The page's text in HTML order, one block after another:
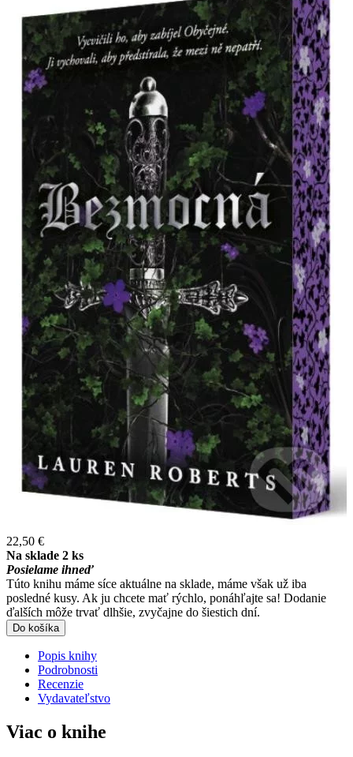
22,50 €
Na sklade 2 ks
Posielame ihneď
Túto knihu máme síce aktuálne na sklade, máme však už iba
posledné kusy. Ak ju chcete mať rýchlo, ponáhľajte sa! Dodanie
ďalších môže trvať dlhšie, zvyčajne do šiestich dní.
Do košíka
Popis knihy
Podrobnosti
Recenzie
Vydavateľstvo
Viac o knihe